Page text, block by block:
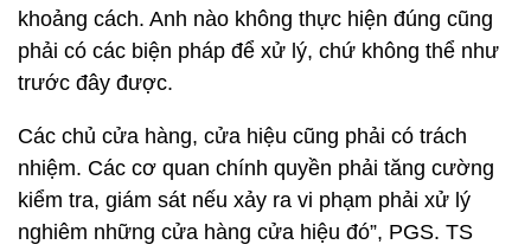
khoảng cách. Anh nào không thực hiện đúng cũng
phải có các biện pháp để xử lý, chứ không thể như
trước đây được.
Các chủ cửa hàng, cửa hiệu cũng phải có trách
nhiệm. Các cơ quan chính quyền phải tăng cường
kiểm tra, giám sát nếu xảy ra vi phạm phải xử lý
nghiêm những cửa hàng cửa hiệu đó”, PGS. TS